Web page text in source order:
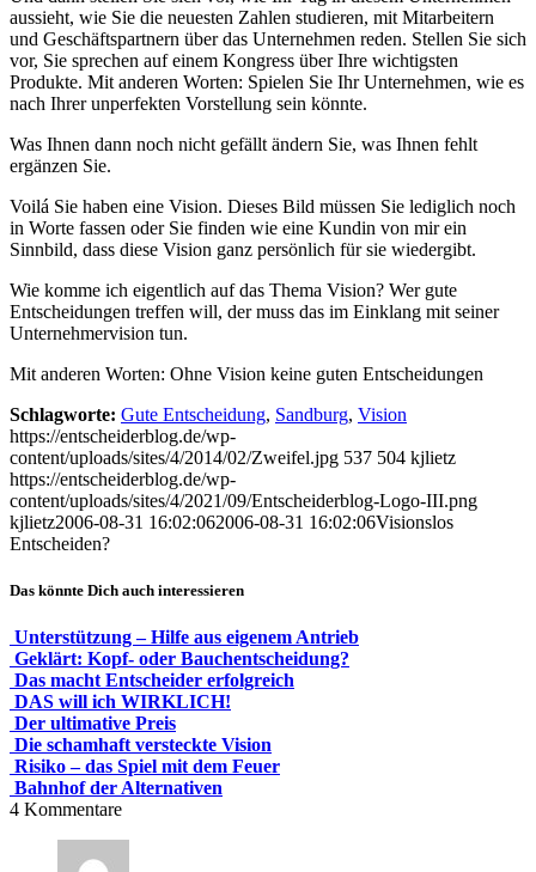
aussieht, wie Sie die neuesten Zahlen studieren, mit Mitarbeitern
und Geschäftspartnern über das Unternehmen reden. Stellen Sie sich
vor, Sie sprechen auf einem Kongress über Ihre wichtigsten
Produkte. Mit anderen Worten: Spielen Sie Ihr Unternehmen, wie es
nach Ihrer unperfekten Vorstellung sein könnte.
Was Ihnen dann noch nicht gefällt ändern Sie, was Ihnen fehlt
ergänzen Sie.
Voilá Sie haben eine Vision. Dieses Bild müssen Sie lediglich noch
in Worte fassen oder Sie finden wie eine Kundin von mir ein
Sinnbild, dass diese Vision ganz persönlich für sie wiedergibt.
Wie komme ich eigentlich auf das Thema Vision? Wer gute
Entscheidungen treffen will, der muss das im Einklang mit seiner
Unternehmervision tun.
Mit anderen Worten: Ohne Vision keine guten Entscheidungen
Schlagworte: Gute Entscheidung, Sandburg, Vision
https://entscheiderblog.de/wp-
content/uploads/sites/4/2014/02/Zweifel.jpg 537 504 kjlietz
https://entscheiderblog.de/wp-
content/uploads/sites/4/2021/09/Entscheiderblog-Logo-III.png
kjlietz2006-08-31 16:02:062006-08-31 16:02:06Visionslos
Entscheiden?
Das könnte Dich auch interessieren
Unterstützung – Hilfe aus eigenem Antrieb
Geklärt: Kopf- oder Bauchentscheidung?
Das macht Entscheider erfolgreich
DAS will ich WIRKLICH!
Der ultimative Preis
Die schamhaft versteckte Vision
Risiko – das Spiel mit dem Feuer
Bahnhof der Alternativen
4 Kommentare